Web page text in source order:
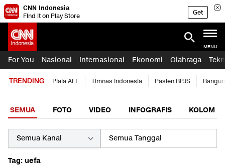
CNN Indonesia
Find it on Play Store
Get
MENU
For You Nasional Internasional Ekonomi Olahraga
TRENDING Piala AFF Timnas Indonesia Pasien BPJS
SEMUA FOTO VIDEO INFOGRAFIS KOLOM
Tag: uefa